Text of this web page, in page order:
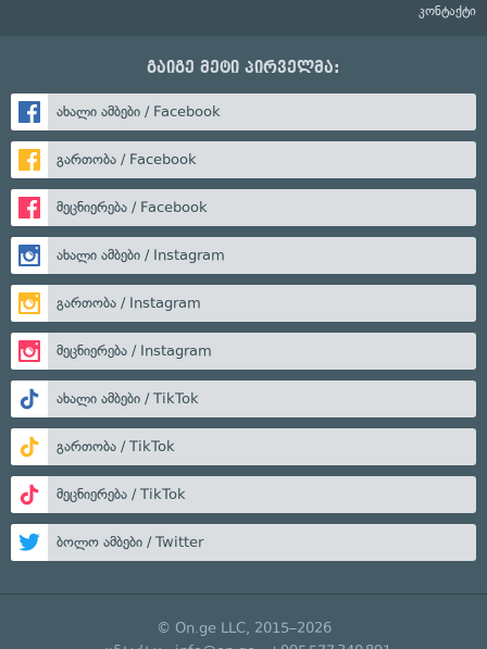
კონტაქტი
გაიგე მეტი პირველმა:
ახალი ამბები / Facebook
გართობა / Facebook
მეცნიერება / Facebook
ახალი ამბები / Instagram
გართობა / Instagram
მეცნიერება / Instagram
ახალი ამბები / TikTok
გართობა / TikTok
მეცნიერება / TikTok
ბოლო ამბები / Twitter
© On.ge LLC, 2015–2026